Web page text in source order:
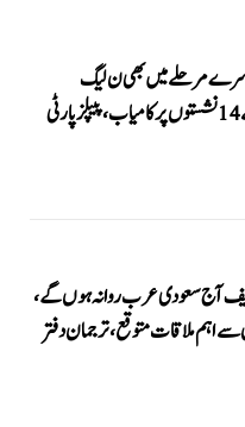
دوسرے مرحلے میں بھی ن لیگ
کامیاب، 20 میں سے 14 نشستوں پر کامیاب، پیپلزپارٹی
آج سعودی عرب روانہ ہوں گے،
سے اہم ملاقات متوقع، ترجمان دفتر